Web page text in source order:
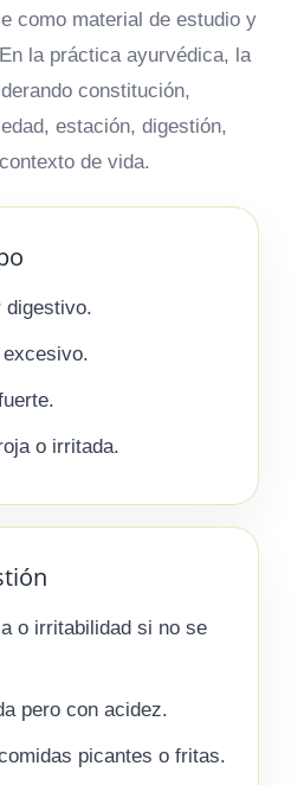
como material de estudio y
la práctica ayurvédica, la
constitución,
estación, digestión,
de vida.
digestivo.
o irritada.
o irritabilidad si no se
pero con acidez.
picantes o fritas.